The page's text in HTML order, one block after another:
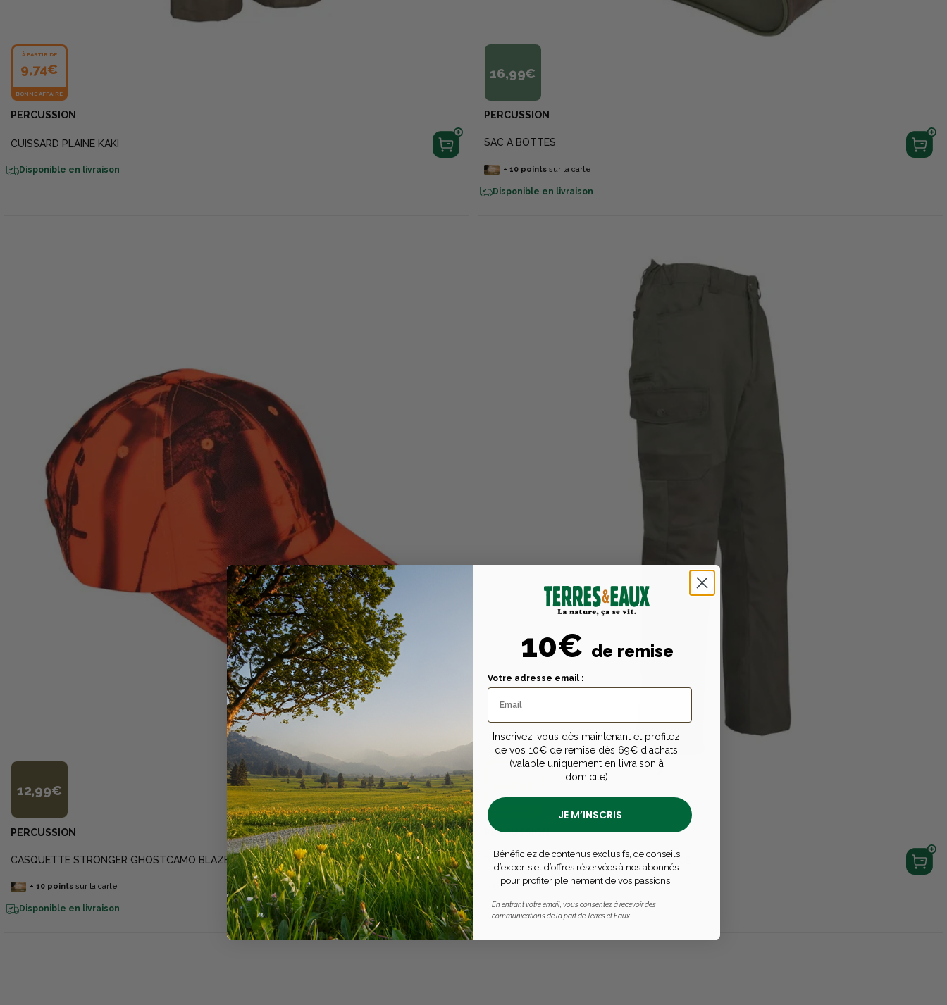
À PARTIR DE
9,74€
BONNE AFFAIRE
PERCUSSION
CUISSARD PLAINE KAKI
Disponible en livraison
16,99€
PERCUSSION
SAC A BOTTES
+ 10pointssur la carte
Disponible en livraison
12,99€
PERCUSSION
CASQUETTE STRONGER GHOSTCAMO BLAZE
+ 10pointssur la carte
Disponible en livraison
PERCUSSION
PANTALON RONCIER TRADITION RENFORCE
Disponible en livraison
10€ de remise
Votre adresse email :
Inscrivez-vous dès maintenant et profitez
de vos 10€ de remise dès 69€ d'achats
(valable uniquement en livraison à
domicile)
JE M’INSCRIS
Bénéficiez de contenus exclusifs, de conseils
d’experts et d’offres réservées à nos abonnés
pour profiter pleinement de vos passions.
En entrant votre email, vous consentez à recevoir des
communications de la part de Terres et Eaux